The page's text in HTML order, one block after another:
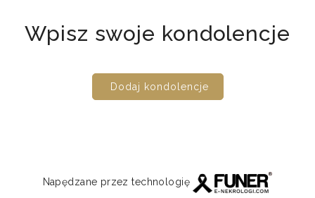
Wpisz swoje kondolencje
Dodaj kondolencje
Napędzane przez technologię